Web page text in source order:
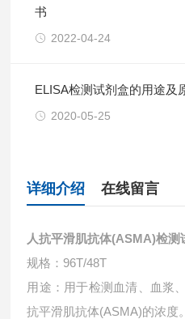
书
2022-04-24
ELISA检测试剂盒的用途及
2020-05-25
详细介绍 在线留言
人抗平滑肌抗体(ASMA)检测
规格：96T/48T
用途：用于检测血清、血浆
抗平滑肌抗体(ASMA)的浓度。